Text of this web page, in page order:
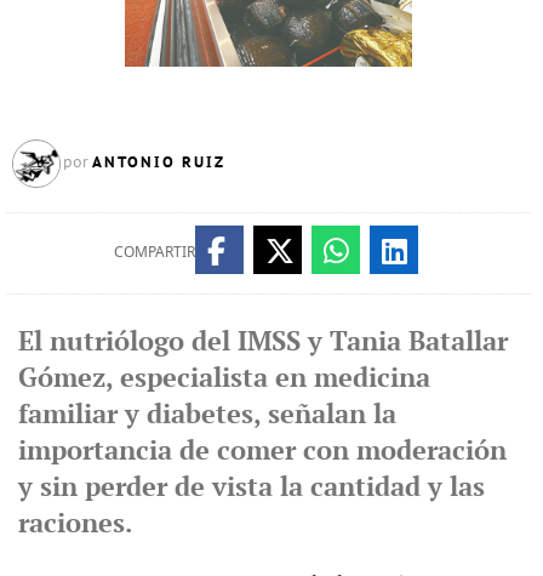
por ANTONIO RUIZ
COMPARTIR
El nutriólogo del IMSS y Tania Batallar
Gómez, especialista en medicina
familiar y diabetes, señalan la
importancia de comer con moderación
y sin perder de vista la cantidad y las
raciones.